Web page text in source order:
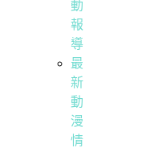
動
報
導
最
新
動
漫
情